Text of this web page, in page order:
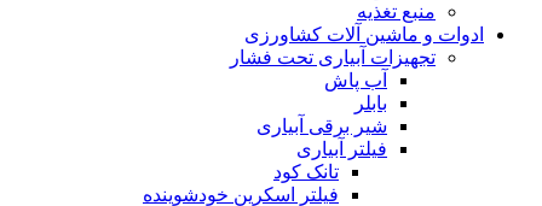
منبع تغذیه
ادوات و ماشین آلات کشاورزی
تجهیزات آبیاری تحت فشار
آب پاش
بابلر
شیر برقی آبیاری
فیلتر آبیاری
تانک کود
فیلتر اسکرین خودشوینده